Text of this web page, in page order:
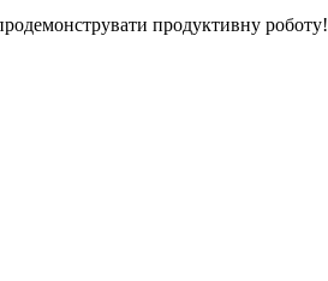
продуктивну роботу!